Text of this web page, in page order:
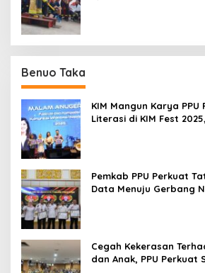
Benuo Taka
KIM Mangun Karya
Literasi di KIM Fest
Pemkab PPU Perkuat
Data Menuju Gerbang
Cegah Kekerasan
dan Anak, PPU Perkuat